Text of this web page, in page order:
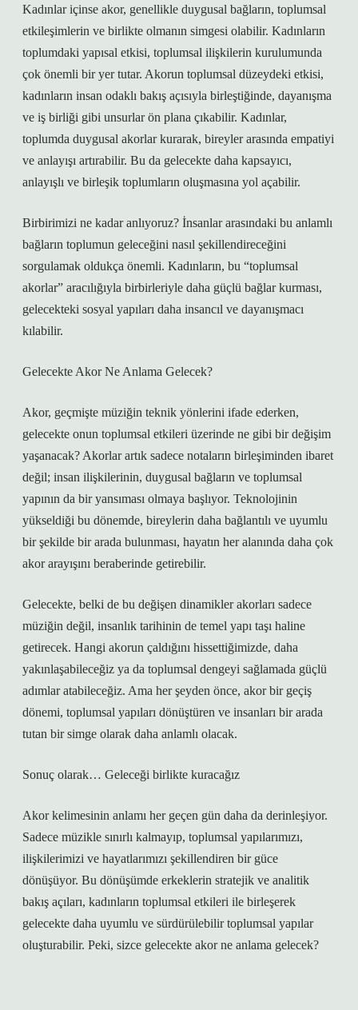
Kadınlar içinse akor, genellikle duygusal bağların, toplumsal
etkileşimlerin ve birlikte olmanın simgesi olabilir. Kadınların
toplumdaki yapısal etkisi, toplumsal ilişkilerin kurulumunda
çok önemli bir yer tutar. Akorun toplumsal düzeydeki etkisi,
kadınların insan odaklı bakış açısıyla birleştiğinde, dayanışma
ve iş birliği gibi unsurlar ön plana çıkabilir. Kadınlar,
toplumda duygusal akorlar kurarak, bireyler arasında empatiyi
ve anlayışı artırabilir. Bu da gelecekte daha kapsayıcı,
anlayışlı ve birleşik toplumların oluşmasına yol açabilir.
Birbirimizi ne kadar anlıyoruz? İnsanlar arasındaki bu anlamlı
bağların toplumun geleceğini nasıl şekillendireceğini
sorgulamak oldukça önemli. Kadınların, bu “toplumsal
akorlar” aracılığıyla birbirleriyle daha güçlü bağlar kurması,
gelecekteki sosyal yapıları daha insancıl ve dayanışmacı
kılabilir.
Gelecekte Akor Ne Anlama Gelecek?
Akor, geçmişte müziğin teknik yönlerini ifade ederken,
gelecekte onun toplumsal etkileri üzerinde ne gibi bir değişim
yaşanacak? Akorlar artık sadece notaların birleşiminden ibaret
değil; insan ilişkilerinin, duygusal bağların ve toplumsal
yapının da bir yansıması olmaya başlıyor. Teknolojinin
yükseldiği bu dönemde, bireylerin daha bağlantılı ve uyumlu
bir şekilde bir arada bulunması, hayatın her alanında daha çok
akor arayışını beraberinde getirebilir.
Gelecekte, belki de bu değişen dinamikler akorları sadece
müziğin değil, insanlık tarihinin de temel yapı taşı haline
getirecek. Hangi akorun çaldığını hissettiğimizde, daha
yakınlaşabileceğiz ya da toplumsal dengeyi sağlamada güçlü
adımlar atabileceğiz. Ama her şeyden önce, akor bir geçiş
dönemi, toplumsal yapıları dönüştüren ve insanları bir arada
tutan bir simge olarak daha anlamlı olacak.
Sonuç olarak… Geleceği birlikte kuracağız
Akor kelimesinin anlamı her geçen gün daha da derinleşiyor.
Sadece müzikle sınırlı kalmayıp, toplumsal yapılarımızı,
ilişkilerimizi ve hayatlarımızı şekillendiren bir güce
dönüşüyor. Bu dönüşümde erkeklerin stratejik ve analitik
bakış açıları, kadınların toplumsal etkileri ile birleşerek
gelecekte daha uyumlu ve sürdürülebilir toplumsal yapılar
oluşturabilir. Peki, sizce gelecekte akor ne anlama gelecek?